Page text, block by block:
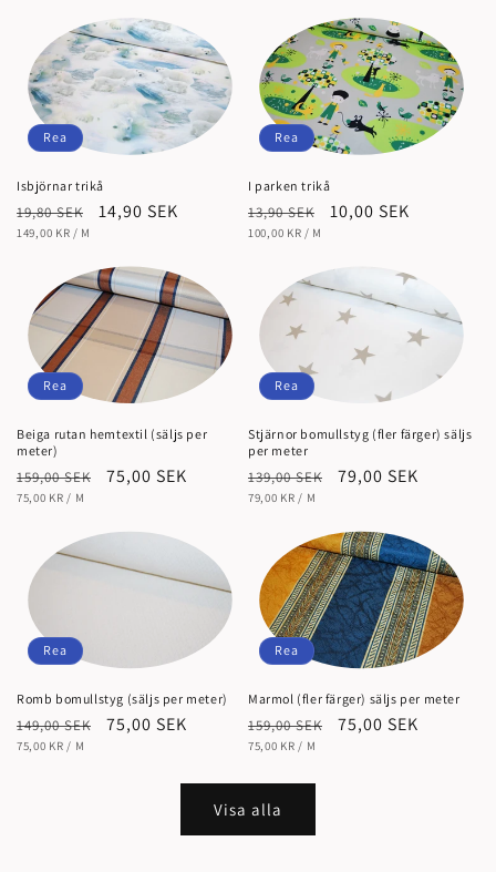
Rea
Isbjörnar trikå
Ordinarie
pris
19,80 SEK Försäljningspris
14,90 SEK
ENHETSPRIS
149,00 KR / PER
M
Rea
I parken trikå
Ordinarie
pris
13,90 SEK Försäljningspris
10,00 SEK
ENHETSPRIS
100,00 KR / PER
M
Rea
Beiga rutan hemtextil (säljs per
meter)
Ordinarie
pris
159,00 SEK Försäljningspris
75,00 SEK
ENHETSPRIS
75,00 KR / PER
M
Rea
Stjärnor bomullstyg (fler färger) säljs
per meter
Ordinarie
pris
139,00 SEK Försäljningspris
79,00 SEK
ENHETSPRIS
79,00 KR / PER
M
Rea
Romb bomullstyg (säljs per meter)
Ordinarie
pris
149,00 SEK Försäljningspris
75,00 SEK
ENHETSPRIS
75,00 KR / PER
M
Rea
Marmol (fler färger) säljs per meter
Ordinarie
pris
159,00 SEK Försäljningspris
75,00 SEK
ENHETSPRIS
75,00 KR / PER
M
Visa alla